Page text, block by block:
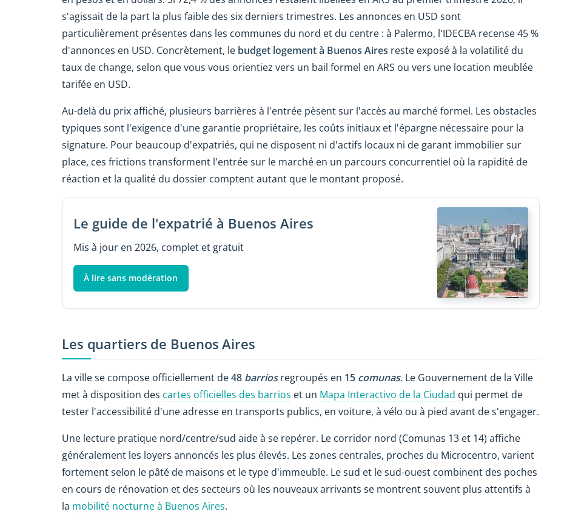
s'agissait de la part la plus faible des six derniers trimestres. Les annonces en USD sont
particulièrement présentes dans les communes du nord et du centre : à Palermo, l'IDECBA recense 45 %
d'annonces en USD. Concrètement, le budget logement à Buenos Aires reste exposé à la volatilité du
taux de change, selon que vous vous orientiez vers un bail formel en ARS ou vers une location meublée
tarifée en USD.
Au-delà du prix affiché, plusieurs barrières à l'entrée pèsent sur l'accès au marché formel. Les obstacles
typiques sont l'exigence d'une garantie propriétaire, les coûts initiaux et l'épargne nécessaire pour la
signature. Pour beaucoup d'expatriés, qui ne disposent ni d'actifs locaux ni de garant immobilier sur
place, ces frictions transforment l'entrée sur le marché en un parcours concurrentiel où la rapidité de
réaction et la qualité du dossier comptent autant que le montant proposé.
Le guide de l'expatrié à Buenos Aires
Mis à jour en 2026, complet et gratuit
À lire sans modération
Les quartiers de Buenos Aires
La ville se compose officiellement de48 barriosregroupés en 15 comunas. Le Gouvernement de la Ville
met à disposition des cartes officielles des barrios et un Mapa Interactivo de la Ciudad qui permet de
tester l'accessibilité d'une adresse en transports publics, en voiture, à vélo ou à pied avant de s'engager.
Une lecture pratique nord/centre/sud aide à se repérer. Le corridor nord (Comunas 13 et 14) affiche
généralement les loyers annoncés les plus élevés. Les zones centrales, proches du Microcentro, varient
fortement selon le pâté de maisons et le type d'immeuble. Le sud et le sud-ouest combinent des poches
en cours de rénovation et des secteurs où les nouveaux arrivants se montrent souvent plus attentifs à
la mobilité nocturne à Buenos Aires.